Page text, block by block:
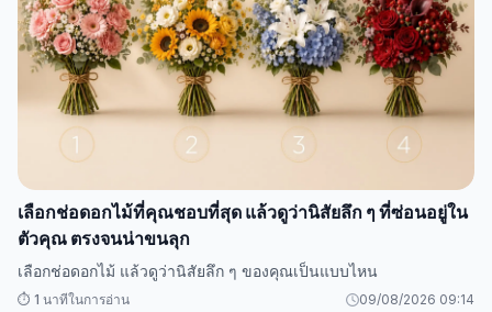
เลือกช่อดอกไม้ที่คุณชอบที่สุด แล้วดูว่านิสัยลึก ๆ ที่ซ่อนอยู่ใน
ตัวคุณ ตรงจนน่าขนลุก
เลือกช่อดอกไม้ แล้วดูว่านิสัยลึก ๆ ของคุณเป็นแบบไหน
⏱️ 1 นาทีในการอ่าน 09/08/2026 09:14